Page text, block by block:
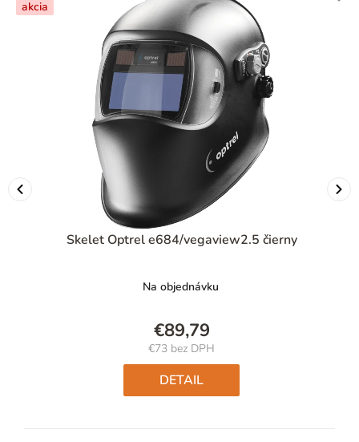
akcia
Skelet Optrel e684/vegaview2.5 čierny
Na objednávku
€89,79
€73 bez DPH
Jednotková
cena:
DETAIL